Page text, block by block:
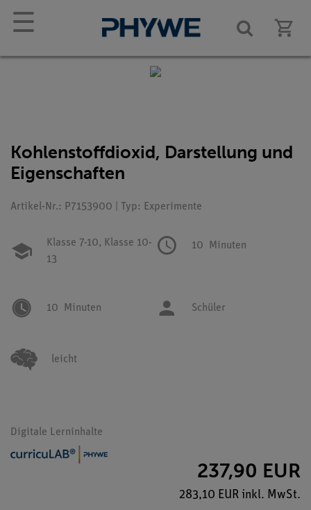
☰
Kohlenstoffdioxid, Darstellung und
Eigenschaften
Artikel-Nr.: P7153900 | Typ: Experimente
Klasse 7-10, Klasse 10-
13
10 Minuten
10 Minuten Schüler
leicht
Digitale Lerninhalte
237,90 EUR
283,10 EUR inkl. MwSt.